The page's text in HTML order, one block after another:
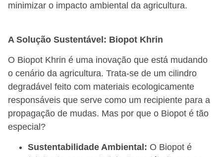
minimizar o impacto ambiental da agricultura.
A Solução Sustentável: Biopot Khrin
O Biopot Khrin é uma inovação que está mudando
o cenário da agricultura. Trata-se de um cilindro
degradável feito com materiais ecologicamente
responsáveis que serve como um recipiente para a
propagação de mudas. Mas por que o Biopot é tão
especial?
Sustentabilidade Ambiental: O Biopot é